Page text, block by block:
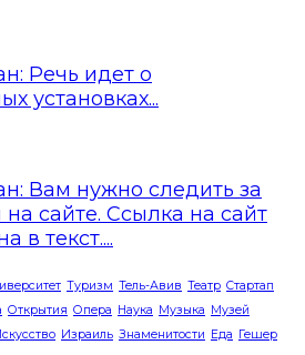
Речь идет о
установках...
Вам нужно следить за
сайте. Ссылка на сайт
в текст....
Туризм Тель-Авив Театр Стартап
Открытия Опера Наука Музыка Музей
Израиль Знаменитости Еда Гешер